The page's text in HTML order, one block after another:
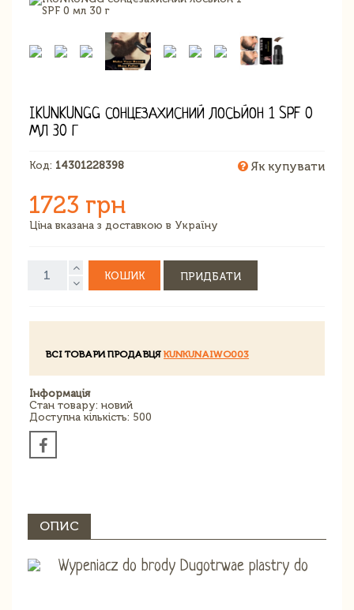
IKUNKUNGG СОНЦЕЗАХИСНИЙ ЛОСЬЙОН 1 SPF 0
МЛ 30 Г
Код: 14301228398 Як купувати
1723 грн
Ціна вказана з доставкою в Україну
КОШИК ПРИДБАТИ
ВСІ ТОВАРИ ПРОДАВЦЯ KUNKUNAIWO003
Інформація
Стан товару: новий
Доступна кількість: 500
ОПИС